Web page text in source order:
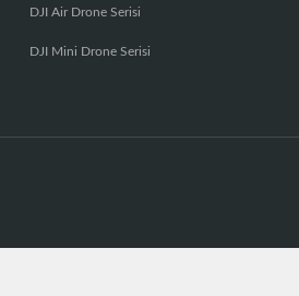
DJI Air Drone Serisi
DJI Mini Drone Serisi